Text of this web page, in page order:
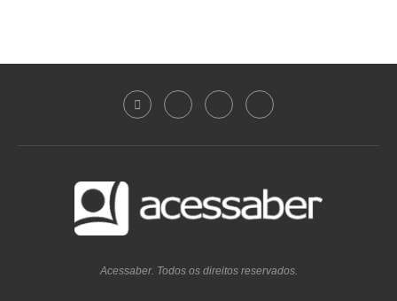
Acessaber. Todos os direitos reservados.